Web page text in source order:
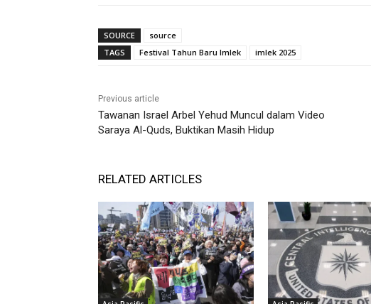
SOURCE
source
TAGS
Festival Tahun Baru Imlek imlek 2025
Previous article
Tawanan Israel Arbel Yehud Muncul dalam Video
Saraya Al-Quds, Buktikan Masih Hidup
RELATED ARTICLES